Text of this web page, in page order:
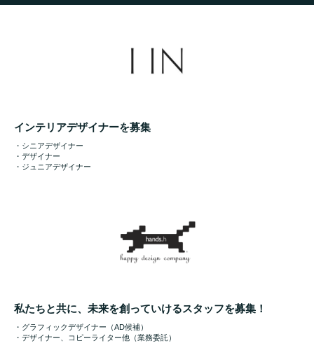
インテリアデザイナーを募集
・シニアデザイナー
・デザイナー
・ジュニアデザイナー
私たちと共に、未来を創っていけるスタッフを募集！
・グラフィックデザイナー（AD候補）
・デザイナー、コピーライター他（業務委託）